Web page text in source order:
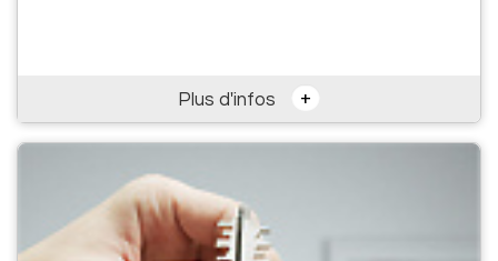
Plus d'infos +